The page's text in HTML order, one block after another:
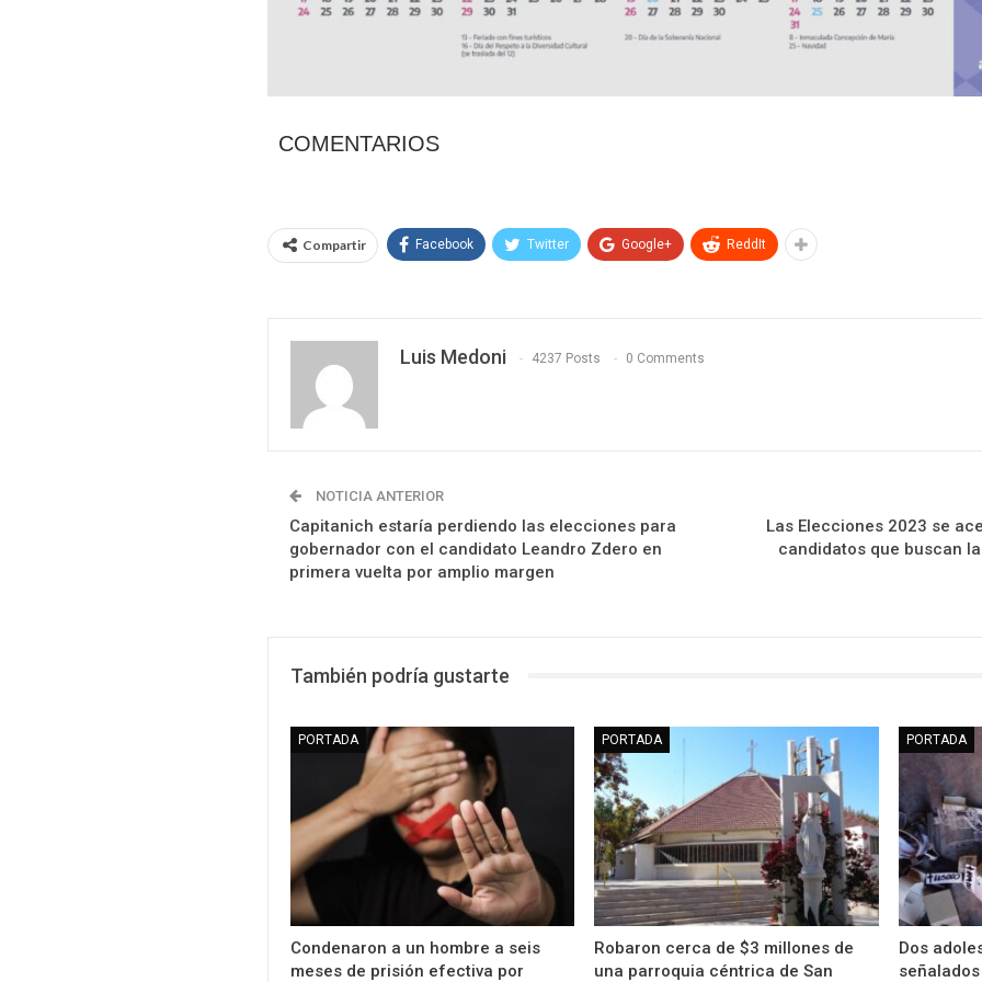
COMENTARIOS
Compartir Facebook Twitter Google+ ReddIt
Luis Medoni 4237 Posts 0 Comments
NOTICIA ANTERIOR
Capitanich estaría perdiendo las elecciones para
gobernador con el candidato Leandro Zdero en
primera vuelta por amplio margen
Las Elecciones 2023 se
candidatos que buscan
También podría gustarte
PORTADA
Condenaron a un hombre a seis
meses de prisión efectiva por
PORTADA
Robaron cerca de $3 millones de
una parroquia céntrica de San
PORTADA
Dos